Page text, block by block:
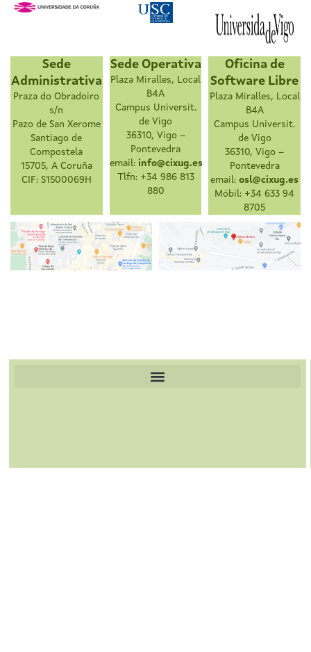
Sede
Administrativa
Praza do Obradoiro
s/n
Pazo de San Xerome
Santiago de
Compostela
15705, A Coruña
CIF: S1500069H
Sede Operativa
Plaza Miralles, Local
B4A
Campus Universit.
de Vigo
36310, Vigo –
Pontevedra
email: info@cixug.es
Tlfn: +34 986 813
880
Oficina de
Software Libre
Plaza Miralles, Local
B4A
Campus Universit.
de Vigo
36310, Vigo –
Pontevedra
email:osl@cixug.es
Móbil: +34 633 94
8705